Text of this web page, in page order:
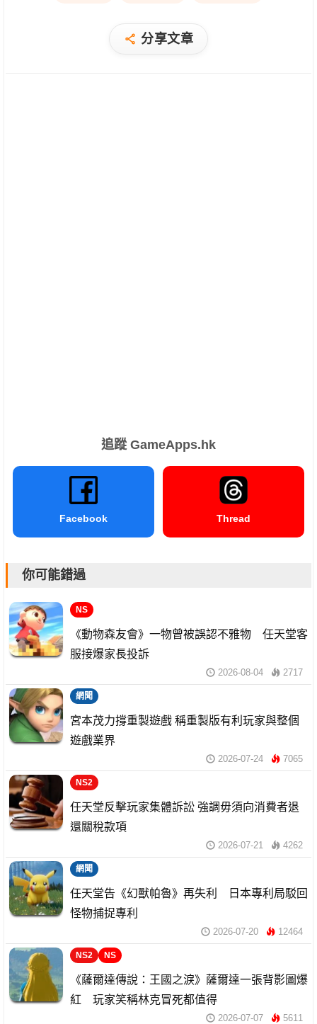
分享文章
追蹤 GameApps.hk
Facebook Thread
你可能錯過
NS
《動物森友會》一物曾被誤認不雅物 任天堂客
服接爆家長投訴
2026-08-04 2717
網聞
宮本茂力撐重製遊戲 稱重製版有利玩家與整個
遊戲業界
2026-07-24 7065
NS2
任天堂反擊玩家集體訴訟 強調毋須向消費者退
還關稅款項
2026-07-21 4262
網聞
任天堂告《幻獸帕魯》再失利 日本專利局駁回
怪物捕捉專利
2026-07-20 12464
NS2 NS
《薩爾達傳說：王國之淚》薩爾達一張背影圖爆
紅 玩家笑稱林克冒死都值得
2026-07-07 5611